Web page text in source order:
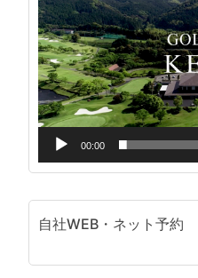
00:00
自社WEB・ネット予約